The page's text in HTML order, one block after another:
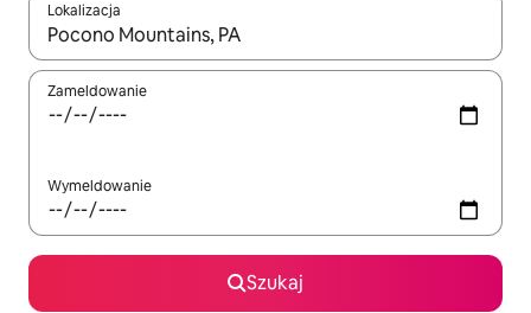
Lokalizacja
Gdy wyniki będą dostępne, możesz poruszać się po nich za
Zameldowanie
Wymeldowanie
Szukaj